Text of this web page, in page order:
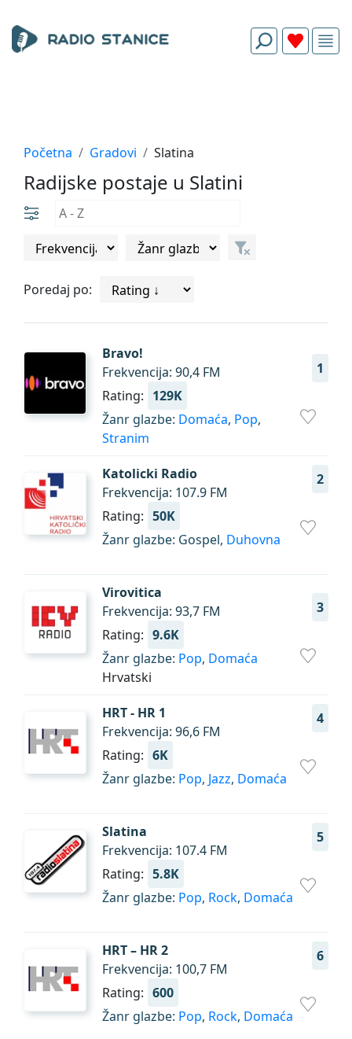
Početna Gradovi Slatina
Radijske postaje u Slatini
Poredaj po:
Bravo!
1
Frekvencija: 90,4 FM
Rating: 129K
Žanr glazbe: Domaća, Pop,
Stranim
Katolicki Radio 2
Frekvencija: 107.9 FM
Rating: 50K
Žanr glazbe: Gospel, Duhovna
Virovitica
3
Frekvencija: 93,7 FM
Rating: 9.6K
Žanr glazbe: Pop, Domaća
Hrvatski
HRT - HR 1 4
Frekvencija: 96,6 FM
Rating: 6K
Žanr glazbe: Pop, Jazz, Domaća
Slatina 5
Frekvencija: 107.4 FM
Rating: 5.8K
Žanr glazbe: Pop, Rock, Domaća
HRT – HR 2 6
Frekvencija: 100,7 FM
Rating: 600
Žanr glazbe: Pop, Rock, Domaća